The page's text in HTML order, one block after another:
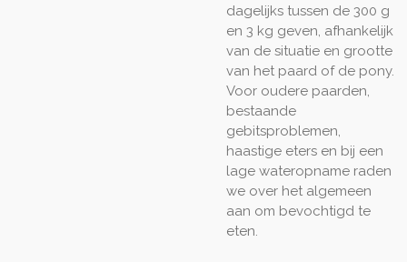
dagelijks tussen de 300 g
en 3 kg geven, afhankelijk
van de situatie en grootte
van het paard of de pony.
Voor oudere paarden,
bestaande
gebitsproblemen,
haastige eters en bij een
lage wateropname raden
we over het algemeen
aan om bevochtigd te
eten.